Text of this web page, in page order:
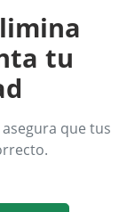
tu
que tus